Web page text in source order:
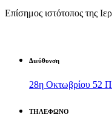
Επίσημος ιστότοπος της
Διεύθυνση
28η Οκτωβρίου 52
ΤΗΛΕΦΩΝΟ